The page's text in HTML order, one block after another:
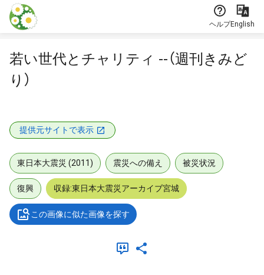
本文に飛ぶ
ヘルプEnglish
若い世代とチャリティ --（週刊きみど
り）
提供元サイトで表示
東日本大震災 (2011) 震災への備え 被災状況
復興 収録:東日本大震災アーカイブ宮城
この画像に似た画像を探す